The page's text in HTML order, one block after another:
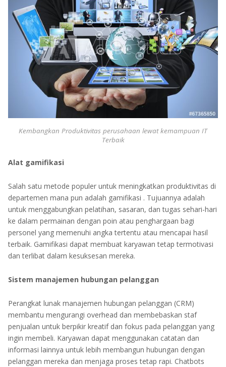
Kembangkan Produktivitas perusahaan lewat kemampuan IT
Terbaik
Alat gamifikasi
Salah satu metode populer untuk meningkatkan produktivitas di
departemen mana pun adalah gamifikasi . Tujuannya adalah
untuk menggabungkan pelatihan, sasaran, dan tugas sehari-hari
ke dalam permainan dengan poin atau penghargaan bagi
personel yang memenuhi angka tertentu atau mencapai hasil
terbaik. Gamifikasi dapat membuat karyawan tetap termotivasi
dan terlibat dalam kesuksesan mereka.
Sistem manajemen hubungan pelanggan
Perangkat lunak manajemen hubungan pelanggan (CRM)
membantu mengurangi overhead dan membebaskan staf
penjualan untuk berpikir kreatif dan fokus pada pelanggan yang
ingin membeli. Karyawan dapat menggunakan catatan dan
informasi lainnya untuk lebih membangun hubungan dengan
pelanggan mereka dan menjaga proses tetap rapi. Chatbots